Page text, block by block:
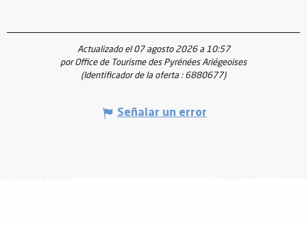
Actualizado el 07 agosto 2026 a 10:57
por Office de Tourisme des Pyrénées Ariégeoises
(Identificador de la oferta : 6880677)
Señalar un error